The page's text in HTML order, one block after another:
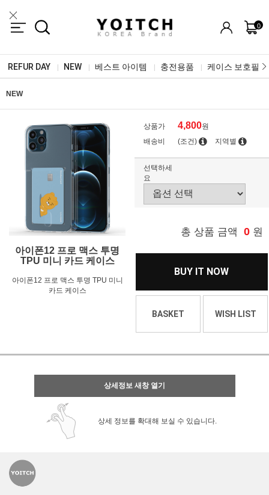
0
REFUR DAY NEW 베스트 아이템 충전용품 케이스 보호필름
NEW
아이폰12 프로 맥스 투명
TPU 미니 카드 케이스
아이폰12 프로 맥스 투명 TPU 미니
카드 케이스
상품가 4,800원
배송비
(조건) 지역별
선택하세
요
총 상품 금액 0 원
BUY IT NOW
BASKET WISH LIST
상세정보 새창 열기
상세 정보를 확대해 보실 수 있습니다.